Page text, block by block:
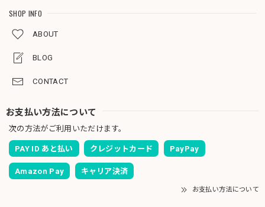
SHOP INFO
ABOUT
BLOG
CONTACT
お支払い方法について
次の方法がご利用いただけます。
PAY ID あと払い クレジットカード PayPay
Amazon Pay キャリア決済
お支払い方法について